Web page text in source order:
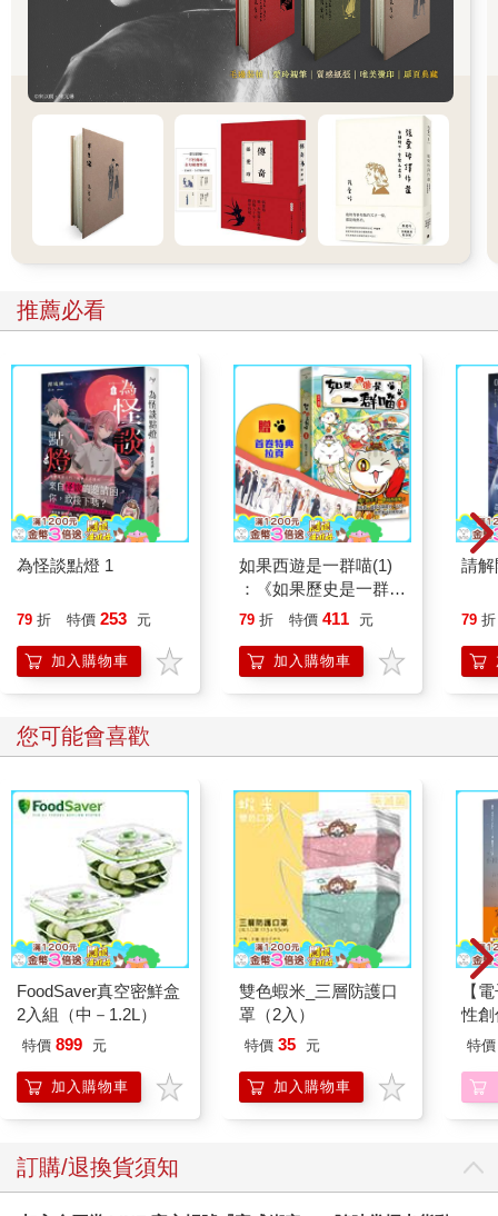
推薦必看
為怪談點燈 1
79 折 特價 253 元
加入購物車
如果西遊是一群喵(1)
：《如果歷史是一群
喵》作者最新力作，附
79 折 特價 411 元
加入購物車
請解
79 折
您可能會喜歡
FoodSaver真空密鮮盒
2入組（中－1.2L）
特價 899 元
加入購物車
雙色蝦米_三層防護口
罩（2入）
特價 35 元
加入購物車
【
性
我
特價
訂購/退換貨須知